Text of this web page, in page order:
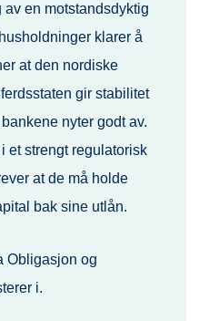
en motstandsdyktig
klarer å
at den nordiske
gir stabilitet
nyter godt av.
et strengt regulatorisk
at de må holde
bak sine utlån.
Obligasjon og
i.